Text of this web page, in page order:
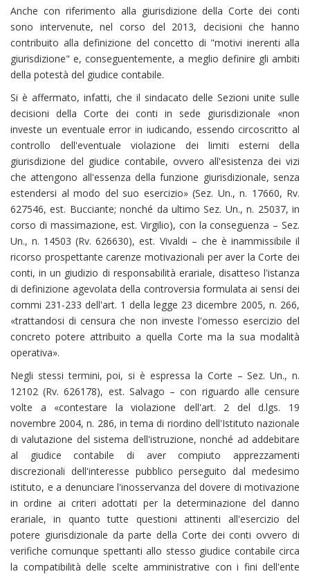
Anche con riferimento alla giurisdizione della Corte dei conti
sono intervenute, nel corso del 2013, decisioni che hanno
contribuito alla definizione del concetto di "motivi inerenti alla
giurisdizione" e, conseguentemente, a meglio definire gli ambiti
della potestà del giudice contabile.
Si è affermato, infatti, che il sindacato delle Sezioni unite sulle
decisioni della Corte dei conti in sede giurisdizionale «non
investe un eventuale error in iudicando, essendo circoscritto al
controllo dell'eventuale violazione dei limiti esterni della
giurisdizione del giudice contabile, ovvero all'esistenza dei vizi
che attengono all'essenza della funzione giurisdizionale, senza
estendersi al modo del suo esercizio» (Sez. Un., n. 17660, Rv.
627546, est. Bucciante; nonché da ultimo Sez. Un., n. 25037, in
corso di massimazione, est. Virgilio), con la conseguenza – Sez.
Un., n. 14503 (Rv. 626630), est. Vivaldi – che è inammissibile il
ricorso prospettante carenze motivazionali per aver la Corte dei
conti, in un giudizio di responsabilità erariale, disatteso l'istanza
di definizione agevolata della controversia formulata ai sensi dei
commi 231-233 dell'art. 1 della legge 23 dicembre 2005, n. 266,
«trattandosi di censura che non investe l'omesso esercizio del
concreto potere attribuito a quella Corte ma la sua modalità
operativa».
Negli stessi termini, poi, si è espressa la Corte – Sez. Un., n.
12102 (Rv. 626178), est. Salvago – con riguardo alle censure
volte a «contestare la violazione dell'art. 2 del d.lgs. 19
novembre 2004, n. 286, in tema di riordino dell'Istituto nazionale
di valutazione del sistema dell'istruzione, nonché ad addebitare
al giudice contabile di aver compiuto apprezzamenti
discrezionali dell'interesse pubblico perseguito dal medesimo
istituto, e a denunciare l'inosservanza del dovere di motivazione
in ordine ai criteri adottati per la determinazione del danno
erariale, in quanto tutte questioni attinenti all'esercizio del
potere giurisdizionale da parte della Corte dei conti ovvero di
verifiche comunque spettanti allo stesso giudice contabile circa
la compatibilità delle scelte amministrative con i fini dell'ente